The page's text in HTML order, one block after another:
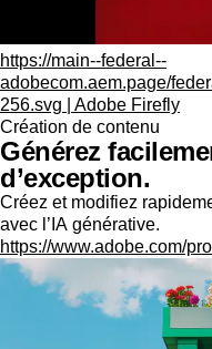
https://main--federal--
adobecom.aem.page/
256.svg | Adobe Firefly
Création de contenu
Générez
d’exception.
Créez et modifiez
avec l’IA générative.
https://www.adobe.com/